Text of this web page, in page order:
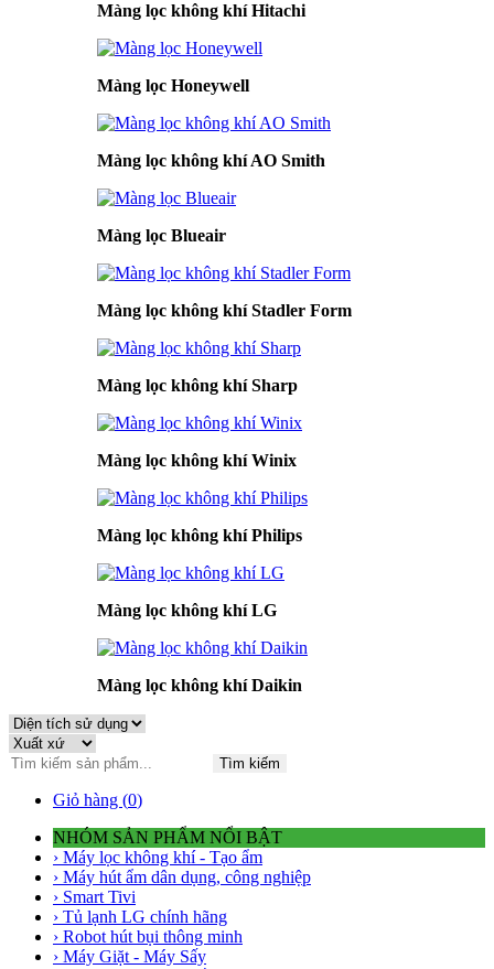
Màng lọc không khí Hitachi
Màng lọc Honeywell
Màng lọc không khí AO Smith
Màng lọc Blueair
Màng lọc không khí Stadler Form
Màng lọc không khí Sharp
Màng lọc không khí Winix
Màng lọc không khí Philips
Màng lọc không khí LG
Màng lọc không khí Daikin
Tìm kiếm
Giỏ hàng (0)
NHÓM SẢN PHẨM NỔI BẬT
› Máy lọc không khí - Tạo ẩm
› Máy hút ẩm dân dụng, công nghiệp
› Smart Tivi
› Tủ lạnh LG chính hãng
› Robot hút bụi thông minh
› Máy Giặt - Máy Sấy